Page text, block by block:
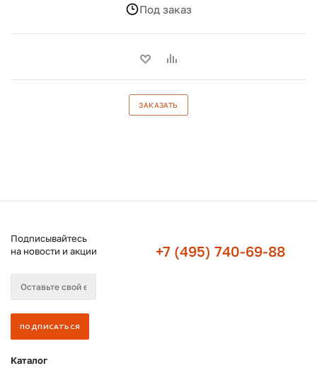
Под заказ
ЗАКАЗАТЬ
Подписывайтесь
на новости и акции
+7 (495) 740-69-88
Каталог